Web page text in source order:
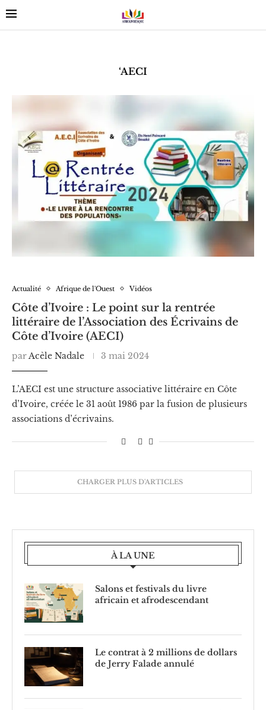
‘AECI
Actualité Afrique de l'Ouest Vidéos
Côte d’Ivoire : Le point sur la rentrée
littéraire de l’Association des Écrivains de
Côte d’Ivoire (AECI)
parAcèle Nadale 3 mai 2024
L’AECI est une structure associative littéraire en Côte
d’Ivoire, créée le 31 août 1986 par la fusion de plusieurs
associations d’écrivains.
CHARGER PLUS D'ARTICLES
À LA UNE
Salons et festivals du livre
africain et afrodescendant
Le contrat à 2 millions de dollars
de Jerry Falade annulé